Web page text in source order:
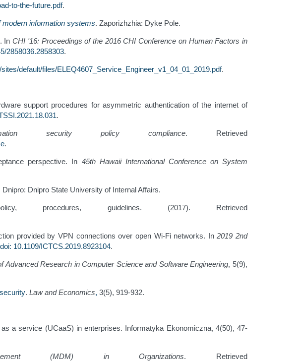
to-the-future.pdf.
information systems. Zaporizhzhia: Dyke Pole.
InCHI '16: Proceedings of the 2016 CHI Conference on Human Factors in
2858036.2858303.
default/files/ELEQ4607_Service_Engineer_v1_04_01_2019.pdf.
support procedures for asymmetric authentication of the internet of
.
security policy compliance. Retrieved
.
perspective. In 45th Hawaii International Conference on System
Dnipro: Dnipro State University of Internal Affairs.
procedures, guidelines. (2017). Retrieved
provided by VPN connections over open Wi-Fi networks. In2019 2nd
doi: 10.1109/ICTCS.2019.8923104.
Advanced Research in Computer Science and Software Engineering, 5(9),
. Law and Economics, 3(5), 919-932.
a service (UCaaS) in enterprises. Informatyka Ekonomiczna, 4(50), 47-
(MDM) in Organizations. Retrieved